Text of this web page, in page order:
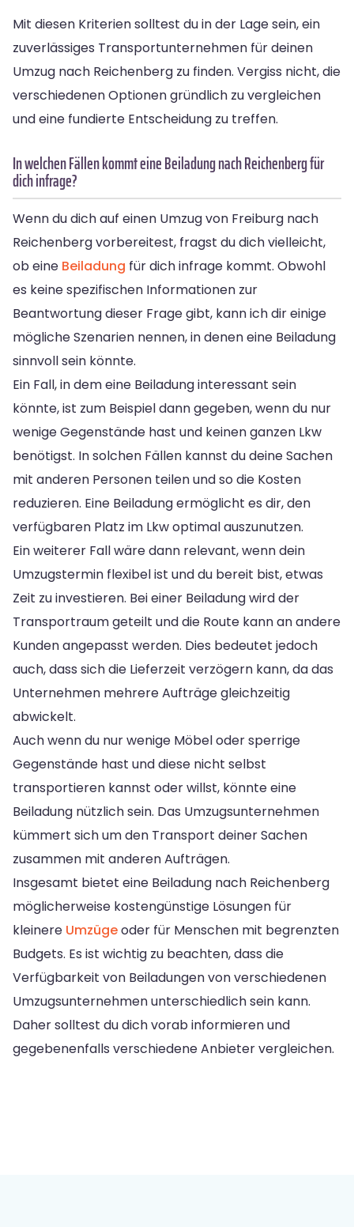
Mit diesen Kriterien solltest du in der Lage sein, ein
zuverlässiges Transportunternehmen für deinen
Umzug nach Reichenberg zu finden. Vergiss nicht, die
verschiedenen Optionen gründlich zu vergleichen
und eine fundierte Entscheidung zu treffen.
In welchen Fällen kommt eine Beiladung nach Reichenberg für
dich infrage?
Wenn du dich auf einen Umzug von Freiburg nach
Reichenberg vorbereitest, fragst du dich vielleicht,
ob eine Beiladung für dich infrage kommt. Obwohl
es keine spezifischen Informationen zur
Beantwortung dieser Frage gibt, kann ich dir einige
mögliche Szenarien nennen, in denen eine Beiladung
sinnvoll sein könnte.
Ein Fall, in dem eine Beiladung interessant sein
könnte, ist zum Beispiel dann gegeben, wenn du nur
wenige Gegenstände hast und keinen ganzen Lkw
benötigst. In solchen Fällen kannst du deine Sachen
mit anderen Personen teilen und so die Kosten
reduzieren. Eine Beiladung ermöglicht es dir, den
verfügbaren Platz im Lkw optimal auszunutzen.
Ein weiterer Fall wäre dann relevant, wenn dein
Umzugstermin flexibel ist und du bereit bist, etwas
Zeit zu investieren. Bei einer Beiladung wird der
Transportraum geteilt und die Route kann an andere
Kunden angepasst werden. Dies bedeutet jedoch
auch, dass sich die Lieferzeit verzögern kann, da das
Unternehmen mehrere Aufträge gleichzeitig
abwickelt.
Auch wenn du nur wenige Möbel oder sperrige
Gegenstände hast und diese nicht selbst
transportieren kannst oder willst, könnte eine
Beiladung nützlich sein. Das Umzugsunternehmen
kümmert sich um den Transport deiner Sachen
zusammen mit anderen Aufträgen.
Insgesamt bietet eine Beiladung nach Reichenberg
möglicherweise kostengünstige Lösungen für
kleinere Umzügeoder für Menschen mit begrenzten
Budgets. Es ist wichtig zu beachten, dass die
Verfügbarkeit von Beiladungen von verschiedenen
Umzugsunternehmen unterschiedlich sein kann.
Daher solltest du dich vorab informieren und
gegebenenfalls verschiedene Anbieter vergleichen.